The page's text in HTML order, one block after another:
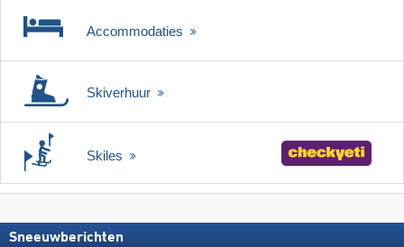
Accommodaties
Skiverhuur
Skiles
Sneeuwberichten